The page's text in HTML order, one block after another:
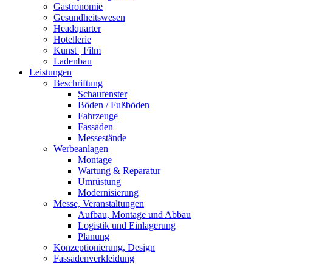
Gastronomie
Gesundheitswesen
Headquarter
Hotellerie
Kunst | Film
Ladenbau
Leistungen
Beschriftung
Schaufenster
Böden / Fußböden
Fahrzeuge
Fassaden
Messestände
Werbeanlagen
Montage
Wartung & Reparatur
Umrüstung
Modernisierung
Messe, Veranstaltungen
Aufbau, Montage und Abbau
Logistik und Einlagerung
Planung
Konzeptionierung, Design
Fassadenverkleidung